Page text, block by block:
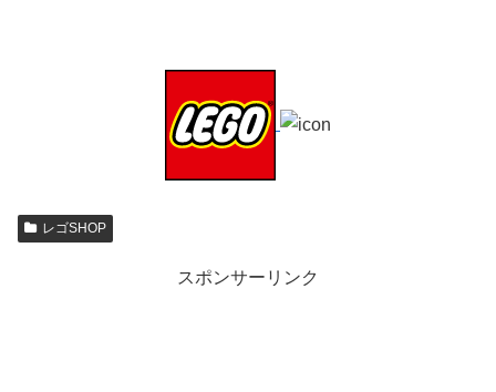
レゴSHOP
スポンサーリンク